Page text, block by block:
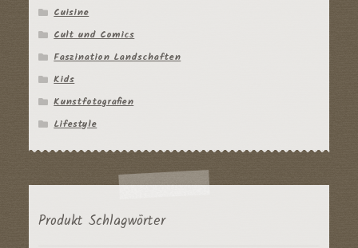
Cuisine
Cult und Comics
Faszination Landschaften
Kids
Kunstfotografien
Lifestyle
Produkt Schlagwörter